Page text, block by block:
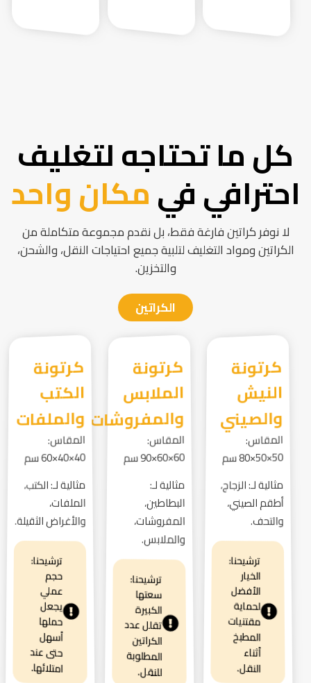
كل ما تحتاجه لتغليف
احترافي فيمكان واحد
لا نوفر كراتين فارغة فقط، بل نقدم مجموعة متكاملة من
الكراتين ومواد التغليف لتلبية جميع احتياجات النقل، والشحن،
والتخزين.
الكراتين
كرتونة
النيش
والصيني
المقاس:
50×50×80 سم
مثالية لـ: الزجاج،
أطقم الصيني،
والتحف.
ترشيحنا:
الخيار
الأفضل
لحماية
مقتنيات
المطبخ
أثناء
النقل.
كرتونة
الملابس
والمفروشات
المقاس:
60×60×90 سم
مثالية لـ:
البطاطين،
المفروشات،
والملابس.
ترشيحنا:
سعتها
الكبيرة
تقلل عدد
الكراتين
المطلوبة
للنقل.
كرتونة
الكتب
والملفات
المقاس:
40×40×60 سم
مثالية لـ: الكتب،
الملفات،
والأغراض الثقيلة.
ترشيحنا:
حجم
عملي
يجعل
حملها
أسهل
حتى عند
امتلائها.